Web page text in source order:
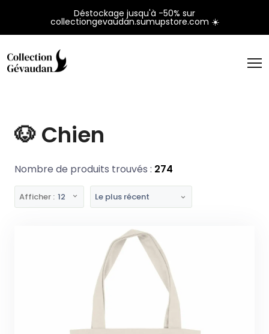
Déstockage jusqu'à -50% sur
collectiongevaudan.sumupstore.com ☀️
🐶 Chien
Nombre de produits trouvés : 274
Afficher : 12 Le plus récent
Panneau de gestion des cookies